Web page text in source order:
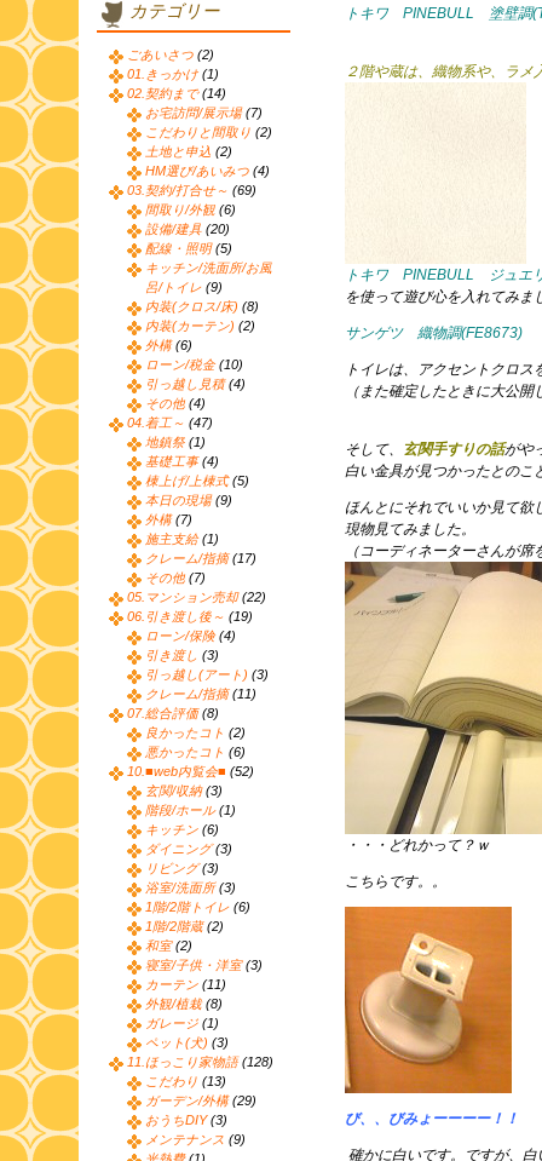
トキワ PINEBULL 塗壁調
２階や蔵は、織物系や、ラメ
トキワ PINEBULL ジュエ
を使って遊び心を入れてみま
サンゲツ 織物調(FE8673)
トイレは、アクセントクロ
（また確定したときに大公開
そして、 玄関手すりの話がや
白い金具が見つかったとのこ
ほんとにそれでいいか見て欲
現物見てみました。
（コーディネーターさんが
・・・どれかって？ｗ
こちらです。。
び、、びみょーーーー！！
確かに白いです。ですが、白
カテゴリー
ごあいさつ (2)
01.きっかけ (1)
02.契約まで(14)
お宅訪問/展示場(7)
こだわりと間取り (2)
土地と申込 (2)
HM選び/あいみつ (4)
03.契約/打合せ～ (69)
間取り/外観 (6)
設備/建具 (20)
配線・照明(5)
キッチン/洗面所/お風
呂/トイレ (9)
内装(クロス/床) (8)
内装(カーテン) (2)
外構(6)
ローン/税金(10)
引っ越し見積(4)
その他 (4)
04.着工～ (47)
地鎮祭 (1)
基礎工事(4)
棟上げ/上棟式(5)
本日の現場(9)
外構(7)
施主支給(1)
クレーム/指摘(17)
その他 (7)
05.マンション売却(22)
06.引き渡し後～ (19)
ローン/保険(4)
引き渡し (3)
引っ越し(アート) (3)
クレーム/指摘(11)
07.総合評価(8)
良かったコト (2)
悪かったコト (6)
10.■web内覧会■ (52)
玄関/収納(3)
階段/ホール(1)
キッチン (6)
ダイニング(3)
リビング(3)
浴室/洗面所(3)
1階/2階トイレ (6)
1階/2階蔵(2)
和室(2)
寝室/子供・洋室(3)
カーテン (11)
外観/植栽(8)
ガレージ (1)
ペット(犬) (3)
11.ほっこり家物語(128)
こだわり (13)
ガーデン/外構(29)
おうちDIY(3)
メンテナンス (9)